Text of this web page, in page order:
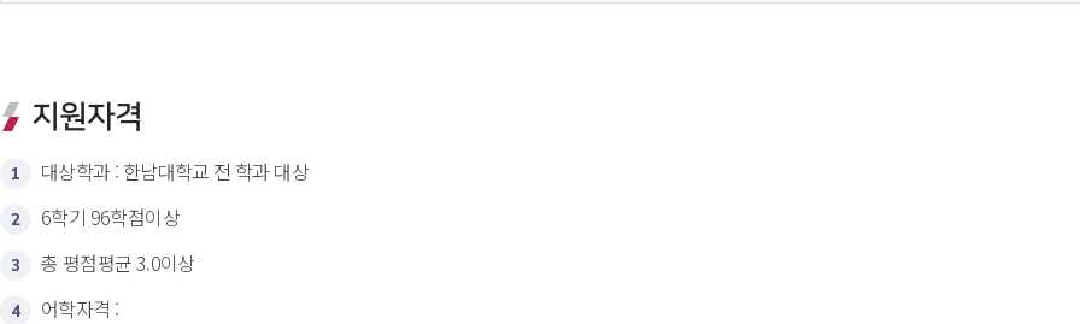
지원자격
1 대상학과 : 한남대학교 전 학과 대상
2 6학기 96학점이상
3 총 평점평균 3.0이상
4
어학자격 :